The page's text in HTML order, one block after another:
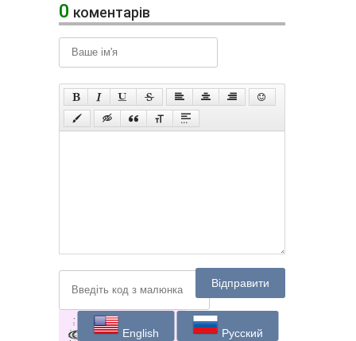
0 коментарів
Відправити
English Русский